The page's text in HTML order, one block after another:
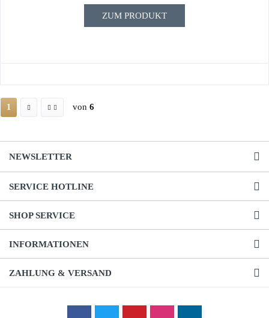
ZUM PRODUKT
1 von 6
NEWSLETTER
SERVICE HOTLINE
SHOP SERVICE
INFORMATIONEN
ZAHLUNG & VERSAND